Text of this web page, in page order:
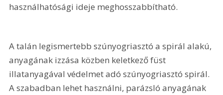
használhatósági ideje meghosszabbítható.
A talán legismertebb szúnyogriasztó a spirál alakú,
anyagának izzása közben keletkező füst
illatanyagával védelmet adó szúnyogriasztó spirál.
A szabadban lehet használni, parázsló anyagának